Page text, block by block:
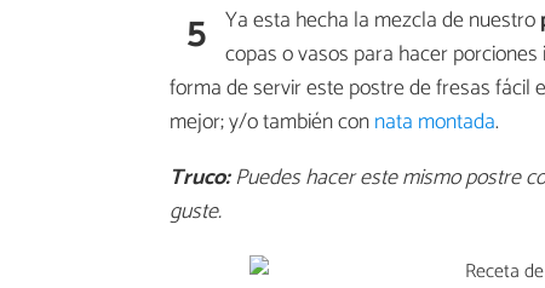
5 Ya esta hecha la mezcla de nuestro
copas o vasos para hacer
forma de servir este postre de fresas fácil
mejor; y/o también connata montada.
Truco:Puedes hacer este mismo postre
guste.